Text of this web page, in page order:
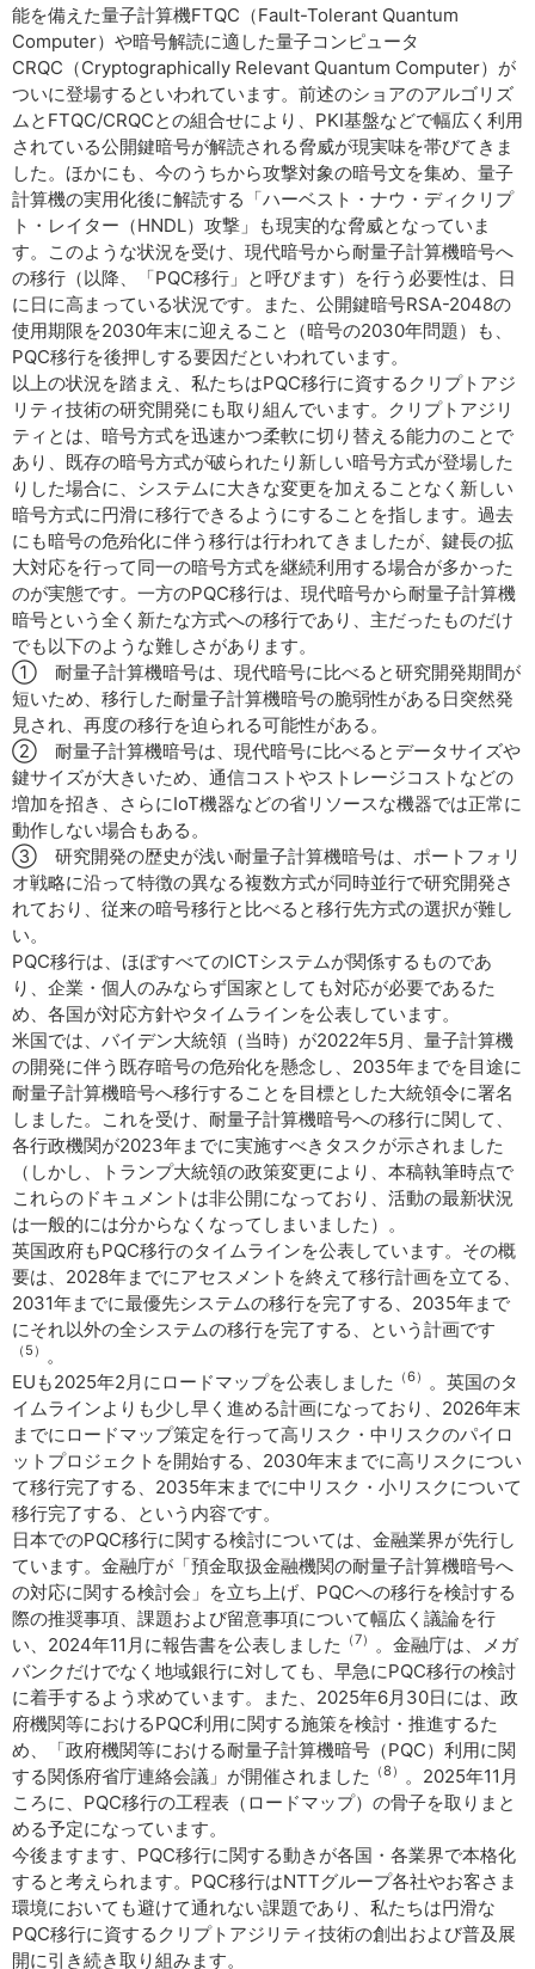
能を備えた量子計算機FTQC（Fault-Tolerant Quantum
Computer）や暗号解読に適した量子コンピュータ
CRQC（Cryptographically Relevant Quantum Computer）が
ついに登場するといわれています。前述のショアのアルゴリズ
ムとFTQC/CRQCとの組合せにより、PKI基盤などで幅広く利用
されている公開鍵暗号が解読される脅威が現実味を帯びてきま
した。ほかにも、今のうちから攻撃対象の暗号文を集め、量子
計算機の実⽤化後に解読する「ハーベスト・ナウ・ディクリプ
ト・レイター（HNDL）攻撃」も現実的な脅威となっていま
す。このような状況を受け、現代暗号から耐量子計算機暗号へ
の移行（以降、「PQC移行」と呼びます）を行う必要性は、日
に日に高まっている状況です。また、公開鍵暗号RSA-2048の
使用期限を2030年末に迎えること（暗号の2030年問題）も、
PQC移行を後押しする要因だといわれています。
以上の状況を踏まえ、私たちはPQC移行に資するクリプトアジ
リティ技術の研究開発にも取り組んでいます。クリプトアジリ
ティとは、暗号方式を迅速かつ柔軟に切り替える能力のことで
あり、既存の暗号方式が破られたり新しい暗号方式が登場した
りした場合に、システムに大きな変更を加えることなく新しい
暗号方式に円滑に移行できるようにすることを指します。過去
にも暗号の危殆化に伴う移行は行われてきましたが、鍵長の拡
大対応を行って同一の暗号方式を継続利用する場合が多かった
のが実態です。一方のPQC移行は、現代暗号から耐量子計算機
暗号という全く新たな方式への移行であり、主だったものだけ
でも以下のような難しさがあります。
① 耐量子計算機暗号は、現代暗号に比べると研究開発期間が
短いため、移行した耐量子計算機暗号の脆弱性がある日突然発
見され、再度の移行を迫られる可能性がある。
② 耐量子計算機暗号は、現代暗号に比べるとデータサイズや
鍵サイズが大きいため、通信コストやストレージコストなどの
増加を招き、さらにIoT機器などの省リソースな機器では正常に
動作しない場合もある。
③ 研究開発の歴史が浅い耐量子計算機暗号は、ポートフォリ
オ戦略に沿って特徴の異なる複数方式が同時並行で研究開発さ
れており、従来の暗号移行と比べると移行先方式の選択が難し
い。
PQC移行は、ほぼすべてのICTシステムが関係するものであ
り、企業・個人のみならず国家としても対応が必要であるた
め、各国が対応方針やタイムラインを公表しています。
米国では、バイデン大統領（当時）が2022年5月、量子計算機
の開発に伴う既存暗号の危殆化を懸念し、2035年までを目途に
耐量子計算機暗号へ移行することを目標とした大統領令に署名
しました。これを受け、耐量子計算機暗号への移行に関して、
各行政機関が2023年までに実施すべきタスクが示されました
（しかし、トランプ大統領の政策変更により、本稿執筆時点で
これらのドキュメントは非公開になっており、活動の最新状況
は一般的には分からなくなってしまいました）。
英国政府もPQC移行のタイムラインを公表しています。その概
要は、2028年までにアセスメントを終えて移行計画を立てる、
2031年までに最優先システムの移行を完了する、2035年まで
にそれ以外の全システムの移行を完了する、という計画です
（5） 。
EUも2025年2月にロードマップを公表しました
（6） 。英国のタ
イムラインよりも少し早く進める計画になっており、2026年末
までにロードマップ策定を行って高リスク・中リスクのパイロ
ットプロジェクトを開始する、2030年末までに高リスクについ
て移行完了する、2035年末までに中リスク・小リスクについて
移行完了する、という内容です。
日本でのPQC移行に関する検討については、金融業界が先行し
ています。金融庁が「預金取扱金融機関の耐量子計算機暗号へ
の対応に関する検討会」を立ち上げ、PQCへの移行を検討する
際の推奨事項、課題および留意事項について幅広く議論を行
い、2024年11月に報告書を公表しました
（7） 。金融庁は、メガ
バンクだけでなく地域銀行に対しても、早急にPQC移行の検討
に着手するよう求めています。また、2025年6月30日には、政
府機関等におけるPQC利用に関する施策を検討・推進するた
め、「政府機関等における耐量子計算機暗号（PQC）利用に関
する関係府省庁連絡会議」が開催されました
（8） 。2025年11月
ころに、PQC移行の工程表（ロードマップ）の骨子を取りまと
める予定になっています。
今後ますます、PQC移行に関する動きが各国・各業界で本格化
すると考えられます。PQC移行はNTTグループ各社やお客さま
環境においても避けて通れない課題であり、私たちは円滑な
PQC移行に資するクリプトアジリティ技術の創出および普及展
開に引き続き取り組みます。